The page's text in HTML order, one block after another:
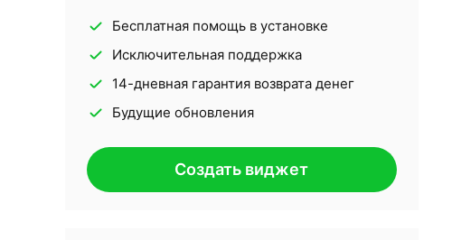
Бесплатная помощь в установке
Исключительная поддержка
14-дневная гарантия возврата денег
Будущие обновления
Создать виджет